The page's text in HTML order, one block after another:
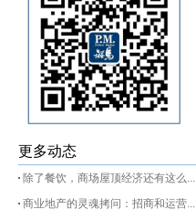
更多动态
除了餐饮，商场屋顶经济还有这么...
商业地产的灵魂拷问：招商和运营...